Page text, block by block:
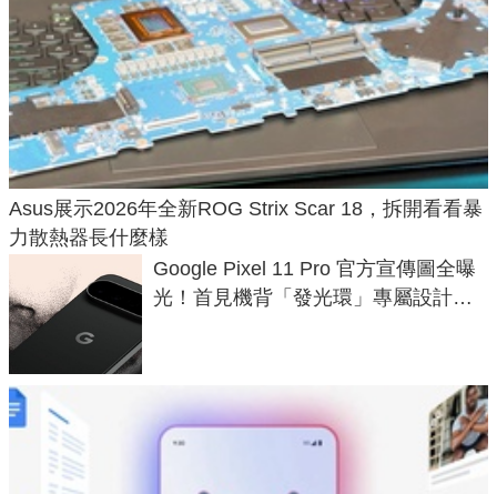
Asus展示2026年全新ROG Strix Scar 18，拆開看看暴
力散熱器長什麼樣
Google Pixel 11 Pro 官方宣傳圖全曝
光！首見機背「發光環」專屬設計、